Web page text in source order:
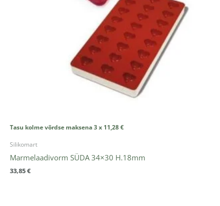
Tasu kolme võrdse maksena 3 x 11,28€
Silikomart
Marmelaadivorm SÜDA 34×30 H.18mm
33,85€